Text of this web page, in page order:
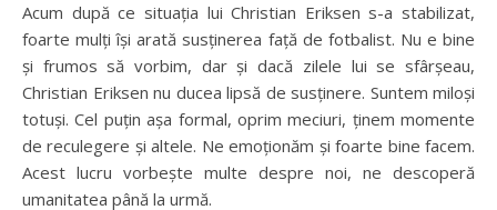
Acum după ce situația lui Christian Eriksen s-a stabilizat,
foarte mulți își arată susținerea față de fotbalist. Nu e bine
și frumos să vorbim, dar și dacă zilele lui se sfârșeau,
Christian Eriksen nu ducea lipsă de susținere. Suntem miloși
totuși. Cel puțin așa formal, oprim meciuri, ținem momente
de reculegere și altele. Ne emoționăm și foarte bine facem.
Acest lucru vorbește multe despre noi, ne descoperă
umanitatea până la urmă.